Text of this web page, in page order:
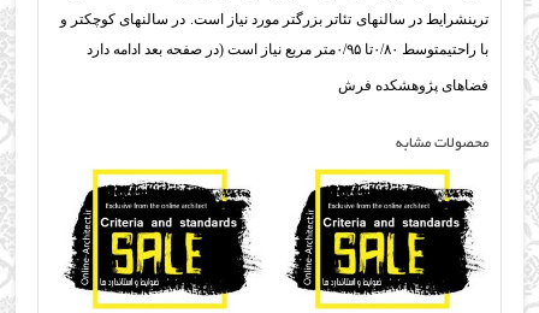
ترینشرایط در سالنهای تئاتر بزرگتر مورد نیاز است. در سالنهای کوچکتر و
با راحتیمتوسط ۰/۸۰تا ۰/۹۵متر مربع نیاز است (در صفحه بعد ادامه دارد
فضاهای پژوهشکده فرش
محصولات مشابه